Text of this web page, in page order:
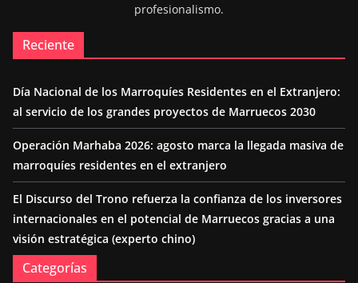
profesionalismo.
Reciente
Día Nacional de los Marroquíes Residentes en el Extranjero:
al servicio de los grandes proyectos de Marruecos 2030
Operación Marhaba 2026: agosto marca la llegada masiva de
marroquíes residentes en el extranjero
El Discurso del Trono refuerza la confianza de los inversores
internacionales en el potencial de Marruecos gracias a una
visión estratégica (experto chino)
Categorías